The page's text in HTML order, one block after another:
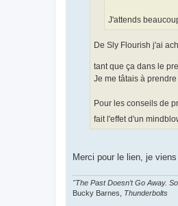
J'attends
De Sly Flourish j'ai
tant que ça dans le
Je me tâtais à
Pour les conseils de
fait l'effet d'un
Merci pour le lien, je
"The Past Doesn’t Go Away.
Bucky Barnes, Thunderbolts